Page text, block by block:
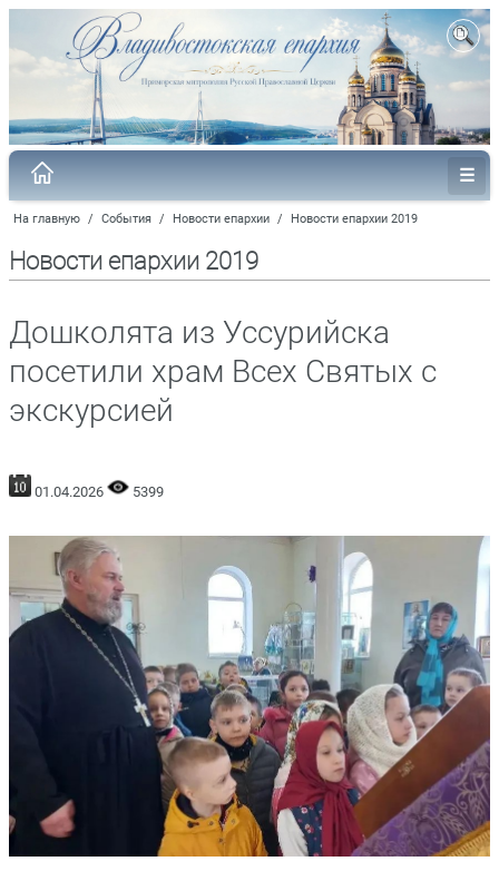
На главную / События / Новости епархии / Новости епархии 2019
Новости епархии 2019
Дошколята из Уссурийска
посетили храм Всех Святых с
экскурсией
01.04.2026 5399